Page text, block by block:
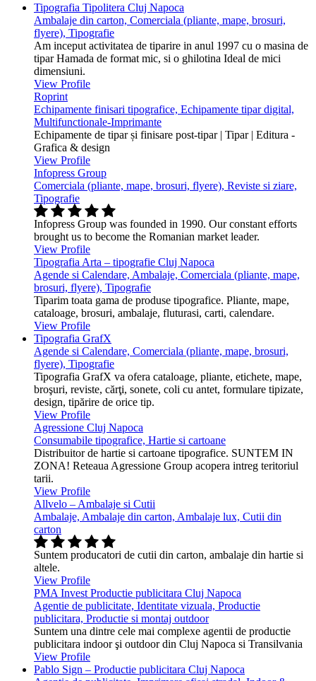
Tipografia Tipolitera Cluj Napoca
Ambalaje din carton, Comerciala (pliante, mape, brosuri,
flyere), Tipografie
Am inceput activitatea de tiparire in anul 1997 cu o masina de
tipar Hamada de format mic, si o ghilotina Ideal de mici
dimensiuni.
View Profile
Roprint
Echipamente finisari tipografice, Echipamente tipar digital,
Multifunctionale-Imprimante
Echipamente de tipar și finisare post-tipar | Tipar | Editura -
Grafica & design
View Profile
Infopress Group
Comerciala (pliante, mape, brosuri, flyere), Reviste si ziare,
Tipografie
Infopress Group was founded in 1990. Our constant efforts
brought us to become the Romanian market leader.
View Profile
Tipografia Arta – tipografie Cluj Napoca
Agende si Calendare, Ambalaje, Comerciala (pliante, mape,
brosuri, flyere), Tipografie
Tiparim toata gama de produse tipografice. Pliante, mape,
cataloage, brosuri, ambalaje, fluturasi, carti, calendare.
View Profile
Tipografia GrafX
Agende si Calendare, Comerciala (pliante, mape, brosuri,
flyere), Tipografie
Tipografia GrafX va ofera cataloage, pliante, etichete, mape,
broşuri, reviste, cărţi, sonete, coli cu antet, formulare tipizate,
design, tipărire de orice tip.
View Profile
Agressione Cluj Napoca
Consumabile tipografice, Hartie si cartoane
Distribuitor de hartie si cartoane tipografice. SUNTEM IN
ZONA! Reteaua Agressione Group acopera intreg teritoriul
tarii.
View Profile
Allvelo – Ambalaje si Cutii
Ambalaje, Ambalaje din carton, Ambalaje lux, Cutii din
carton
Suntem producatori de cutii din carton, ambalaje din hartie si
altele.
View Profile
PMA Invest Productie publicitara Cluj Napoca
Agentie de publicitate, Identitate vizuala, Productie
publicitara, Productie si montaj outdoor
Suntem una dintre cele mai complexe agentii de productie
publicitara indoor şi outdoor din Cluj Napoca si Transilvania
View Profile
Pablo Sign – Productie publicitara Cluj Napoca